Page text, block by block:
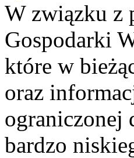
W związku z
Gospodarki
które w
oraz
ograniczonej
bardzo